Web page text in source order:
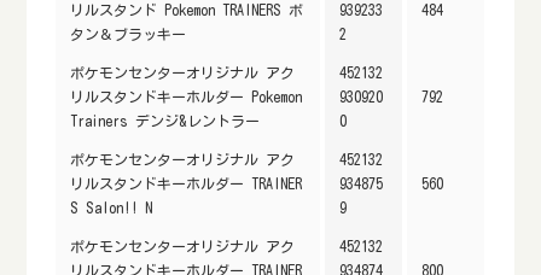
リルスタンド Pokemon TRAINERS ボ
タン＆ブラッキー
939233
2
484
ポケモンセンターオリジナル アク
リルスタンドキーホルダー Pokemon
Trainers デンジ&レントラー
452132
930920
0
792
ポケモンセンターオリジナル アク
リルスタンドキーホルダー TRAINER
S Salon!! N
452132
934875
9
560
ポケモンセンターオリジナル アク
リルスタンドキーホルダー TRAINER
452132
934874
800